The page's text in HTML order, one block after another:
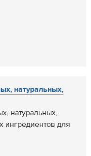
натуральных,
натуральных,
ингредиентов для